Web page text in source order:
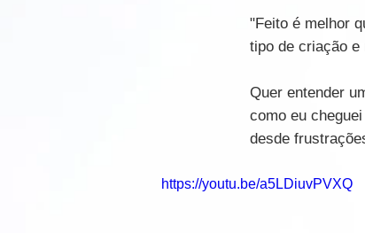
"Feito é melhor
tipo de criação
Quer entender
como eu
desde
https://youtu.be/a5LDiuvPVXQ